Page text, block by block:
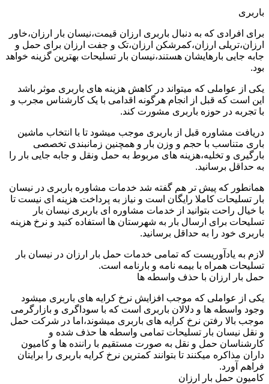
باربری
برای افرادی که به دنبال باربری ارزان قیمت،نیسان بار ارزان،خاور
ارزان،تریلی ارزان،کمرشکن ارزان،تک و جفت ارزان برای حمل و
جابه جایی بارهایشان هستند،نیسان بار تسلیحات بهترین گزینه خواهد
بود.
یکی از عواملی که میتواند در کاهش هزینه های باربری موثر باشد
این است که قبل از انجام هرگونه اقدامی با یک کارشناس مجرب و
با تجربه در حوزه باربری مشورت کند.
دریافت مشاوره قبل از باربری موجب میشود تا با انتخاب ماشین
باری متناسب با حجم و وزن بار و همچنین زمانبندی تخصصی
بارگیری و تخلیه،هزینه های مربوط به حمل ونقل و جابه جایی بار را
به حداقل برسانید.
همانطور که پیش تر هم گفته شد خدمات مشاوره باربری در نیسان
بار تسلیحات کاملا رایگان است و نیاز به پرداخت هزینه ای نیست تا
با خیال راحت بتوانید از خدمات مشاوره ای باربری نیسان بار
تسلیحات برای ارسال بار به شهرستان ها استفاده کنید و نرخ هزینه
باربری خود را به حداقل برسانید.
لازم به یادآوریست که تمامی خدمات حمل بار ارزان در نیسان بار
تسلیحات همراه با بیمه نامه و بارنامه است.
حمل بار ارزان با حذف واسطه ها
یکی از عواملی که موجب افزایش نرخ کرایه های باربری میشود
وجود واسطه ها و دلالان باربری است که با سوداگری و بازارگرمی
موجب بالا رفتن نرخ کرایه های باربری میشوند،اما در شرکت حمل
و نقل نیسان بار تسلیحات تمامی واسطه ها حذف شده و
کارشناسان حمل و نقل به صورت مستقیم با راننده ها و کامیون
داران مذاکره میکنند تا بتوانند کمترین نرخ کرایه باربری را برایتان
فراهم آورد.
کامیون حمل بار ارزان